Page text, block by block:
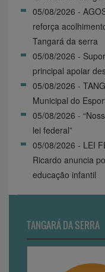
05/08/2026 -
reforça
Tangará da serra
05/08/2026 -
principal apoiar
05/08/2026 -
Municipal do
05/08/2026 -
lei federal”
05/08/2026 - LEI
Ricardo anuncia
educação infantil
TANGARÁ DA SERRA